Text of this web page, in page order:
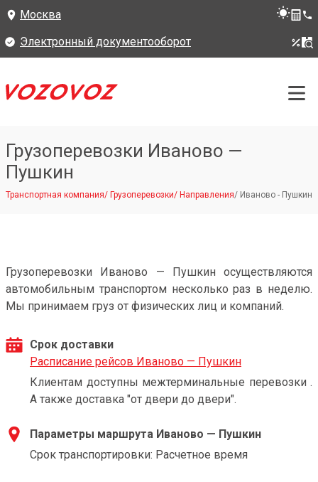
Москва
Электронный документооборот
Грузоперевозки Иваново —
Пушкин
Транспортная компания/ Грузоперевозки/ Направления/ Иваново - Пушкин
Грузоперевозки Иваново — Пушкин осуществляются
автомобильным транспортом несколько раз в неделю.
Мы принимаем груз от физических лиц и компаний.
Срок доставки
Расписание рейсов Иваново — Пушкин
Клиентам доступны межтерминальные перевозки .
А также доставка "от двери до двери".
Параметры маршрута Иваново — Пушкин
Срок транспортировки: Расчетное время